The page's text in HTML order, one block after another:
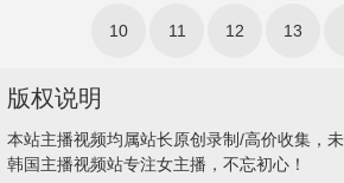
10 11 12 13
版权说明
本站主播视频均属站长原创录制/高价收集，
韩国主播视频站专注女主播，不忘初心！